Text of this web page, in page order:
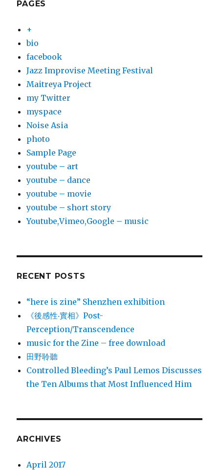
PAGES
+
bio
facebook
Jazz Improvise Meeting Festival
Maitreya Project
my Twitter
myspace
Noise Asia
photo
Sample Page
youtube – art
youtube – dance
youtube – movie
youtube – short story
Youtube,Vimeo,Google – music
RECENT POSTS
“here is zine” Shenzhen exhibition
《後感性‧實相》Post-
Perception/Transcendence
music for the Zine – free download
田野聆聽
Controlled Bleeding’s Paul Lemos Discusses
the Ten Albums that Most Influenced Him
ARCHIVES
April 2017